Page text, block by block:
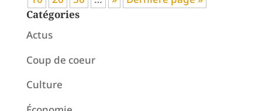
Catégories
Actus
Coup de coeur
Culture